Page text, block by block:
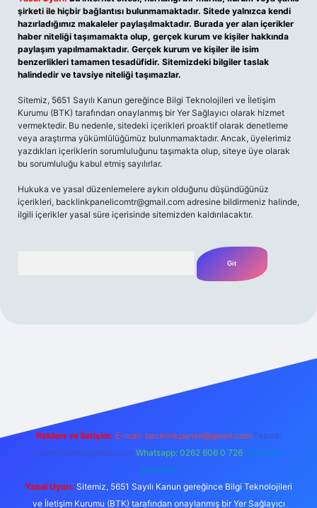
şirketi ile hiçbir bağlantısı bulunmamaktadır. Sitede yalnızca kendi
hazırladığımız makaleler paylaşılmaktadır. Burada yer alan içerikler
haber niteliği taşımamakta olup, gerçek kurum ve kişiler hakkında
paylaşım yapılmamaktadır. Gerçek kurum ve kişiler ile isim
benzerlikleri tamamen tesadüfidir. Sitemizdeki bilgiler taslak
halindedir ve tavsiye niteliği taşımazlar.
Sitemiz, 5651 Sayılı Kanun gereğince Bilgi Teknolojileri ve İletişim
Kurumu (BTK) tarafından onaylanmış bir Yer Sağlayıcı olarak hizmet
vermektedir. Bu nedenle, sitedeki içerikleri proaktif olarak denetleme
veya araştırma yükümlülüğümüz bulunmamaktadır. Ancak, üyelerimiz
yazdıkları içeriklerin sorumluluğunu taşımakta olup, siteye üye olarak
bu sorumluluğu kabul etmiş sayılırlar.
Hukuka ve yasal düzenlemelere aykırı olduğunu düşündüğünüz
içerikleri, backlinkpanelicomtr@gmail.com adresine bildirmeniz halinde,
ilgili içerikler yasal süre içerisinde sitemizden kaldırılacaktır.
m elexbet
Reklam ve İletişim: E-mail: backlinkpaneli@gmail.com Teams:
forumhizmeti@gmail.com Whatsapp: 0262 606 0 726 Telegram:
@karabul
Yasal Uyarı: Sitemiz, 5651 Sayılı Kanun gereğince Bilgi Teknolojileri
ve İletişim Kurumu (BTK) tarafından onaylanmış bir Yer Sağlayıcı